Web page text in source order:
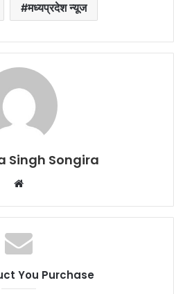
मध्यप्रदेश न्यूज
Singh Songira
Website
You Purchase